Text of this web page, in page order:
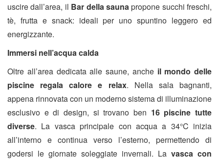
uscire dall’area, il Bar della saunapropone succhi freschi,
tè, frutta e snack: ideali per uno spuntino leggero ed
energizzante.
Immersi nell’acqua calda
Oltre all’area dedicata alle saune, anche il mondo delle
piscine regala calore e relax. Nella sala bagnanti,
appena rinnovata con un moderno sistema di illuminazione
esclusivo e di design, si trovano ben 16 piscine tutte
diverse. La vasca principale con acqua a 34°C inizia
all’interno e continua verso l’esterno, permettendo di
godersi le giornate soleggiate invernali. La vasca con